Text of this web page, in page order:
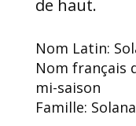
de haut.
Nom Latin:
Nom français
mi-saison
Famille: